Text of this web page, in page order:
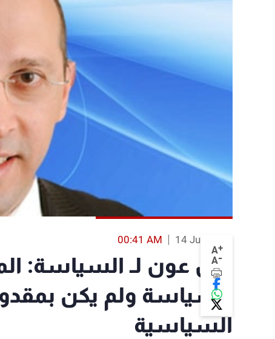
A+
A-
14 Jun 2013
00:41 AM
آلان عون لـ السياسة:
السياسة ولم يكن
السياسية